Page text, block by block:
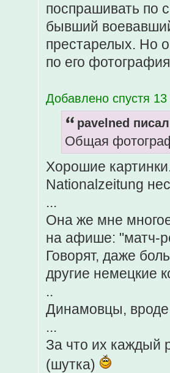
поспрашивать по
бывший
престарелых. Но
по его
Добавлено спустя
pavelned
Общая
Хорошие
Nationalzeitung
...
Она же мне
на афише: "матч-
Говорят, даже
другие немецкие
..
Динамовцы,
...
За что их каждый
(шутка)